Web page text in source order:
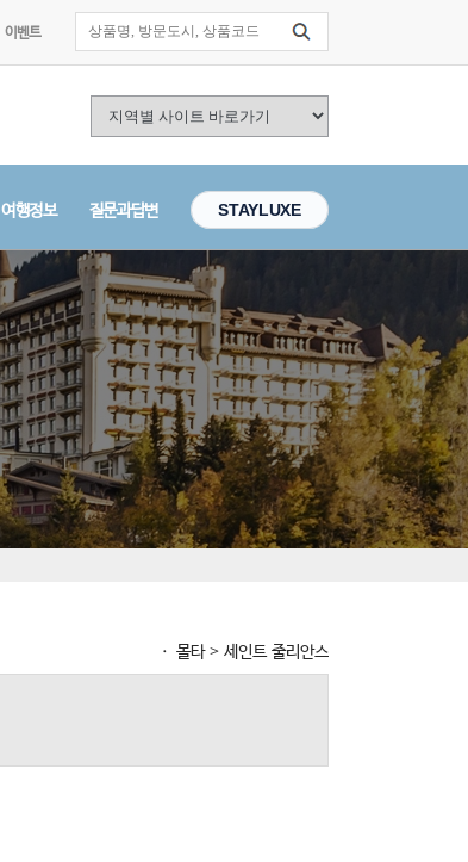
이벤트
여행정보 질문과답변 STAYLUXE
ㆍ 몰타 > 세인트 줄리안스